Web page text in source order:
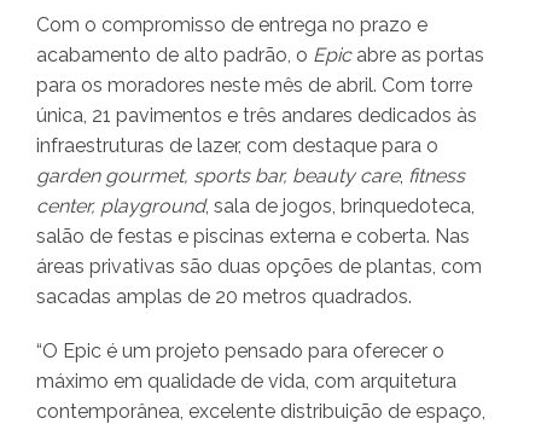
Com o compromisso de entrega no prazo e
acabamento de alto padrão, o Epic abre as portas
para os moradores neste mês de abril. Com torre
única, 21 pavimentos e três andares dedicados às
infraestruturas de lazer, com destaque para o
garden gourmet, sports bar, beauty care, fitness
center, playground, sala de jogos, brinquedoteca,
salão de festas e piscinas externa e coberta. Nas
áreas privativas são duas opções de plantas, com
sacadas amplas de 20 metros quadrados.
“O Epic é um projeto pensado para oferecer o
máximo em qualidade de vida, com arquitetura
contemporânea, excelente distribuição de espaço,